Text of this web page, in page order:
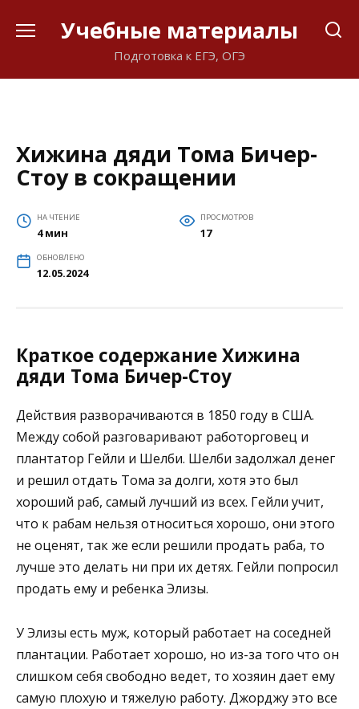
Учебные материалы
Подготовка к ЕГЭ, ОГЭ
Хижина дяди Тома Бичер-
Стоу в сокращении
НА ЧТЕНИЕ
4 мин
ПРОСМОТРОВ
17
ОБНОВЛЕНО
12.05.2024
Краткое содержание Хижина
дяди Тома Бичер-Стоу
Действия разворачиваются в 1850 году в США.
Между собой разговаривают работорговец и
плантатор Гейли и Шелби. Шелби задолжал денег
и решил отдать Тома за долги, хотя это был
хороший раб, самый лучший из всех. Гейли учит,
что к рабам нельзя относиться хорошо, они этого
не оценят, так же если решили продать раба, то
лучше это делать ни при их детях. Гейли попросил
продать ему и ребенка Элизы.
У Элизы есть муж, который работает на соседней
плантации. Работает хорошо, но из-за того что он
слишком себя свободно ведет, то хозяин дает ему
самую плохую и тяжелую работу. Джорджу это все